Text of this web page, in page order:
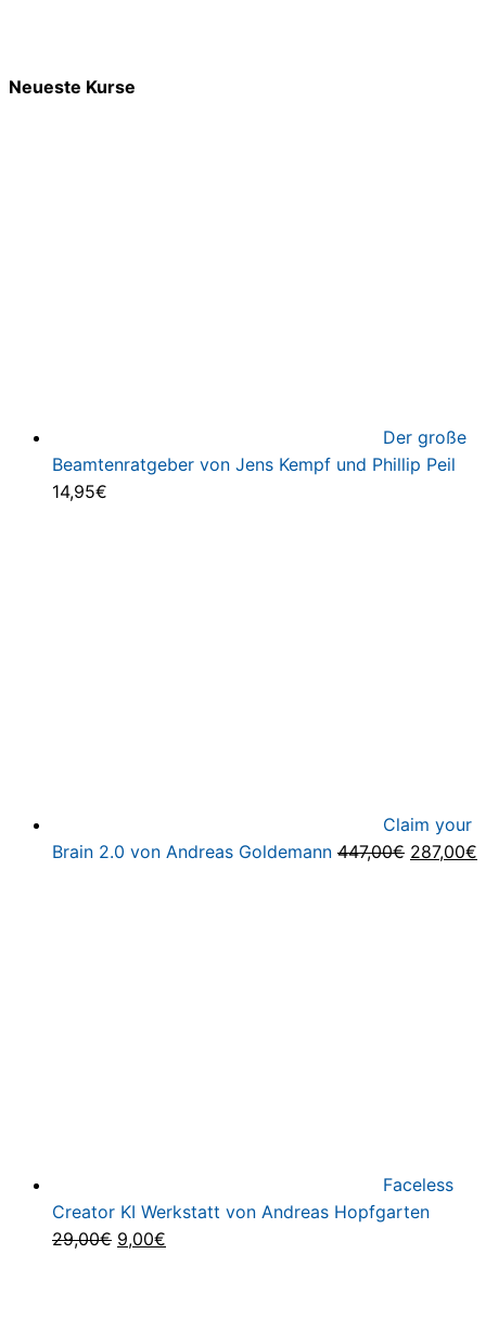
Neueste Kurse
Der große
Beamtenratgeber von Jens Kempf und Phillip Peil
14,95€
Claim your
Brain 2.0 von Andreas Goldemann 447,00€ 287,00€
Faceless
Creator KI Werkstatt von Andreas Hopfgarten
29,00€ Ursprünglicher
9,00€